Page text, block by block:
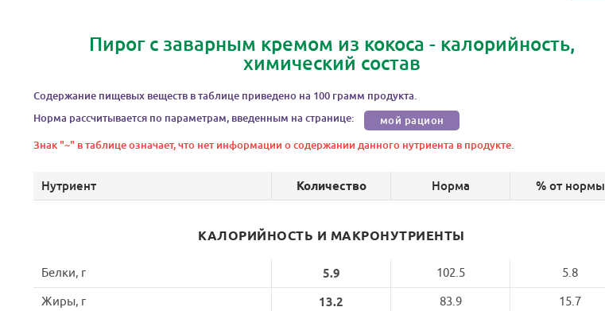
Пирог с заварным кремом из кокоса - калорийность,
химический состав
Содержание пищевых веществ в таблице приведено на 100 грамм продукта.
Норма рассчитывается по параметрам, введенным на странице:
мой рацион
Знак "~" в таблице означает, что нет информации о содержании данного нутриента в продукте.
Нутриент Количество Норма % от нормы
КАЛОРИЙНОСТЬ И МАКРОНУТРИЕНТЫ
Белки, г 5.9 102.5
5.8
Жиры, г
13.2 83.9
15.7